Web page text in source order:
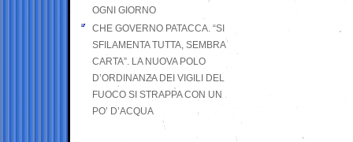
OGNI GIORNO
CHE GOVERNO PATACCA. “SI
SFILAMENTA TUTTA, SEMBRA
CARTA”. LA NUOVA POLO
D’ORDINANZA DEI VIGILI DEL
FUOCO SI STRAPPA CON UN
PO’ D’ACQUA